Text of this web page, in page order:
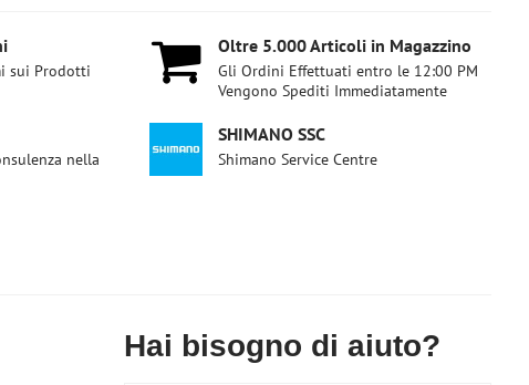
sui Prodotti
Oltre 5​.000 Articoli in Magazzino
Gli Ordini Effettuati entro le 12:00 PM
Vengono Spediti Immediatamente
nella
SHIMANO SSC
Shimano Service Centre
Hai bisogno di aiuto?